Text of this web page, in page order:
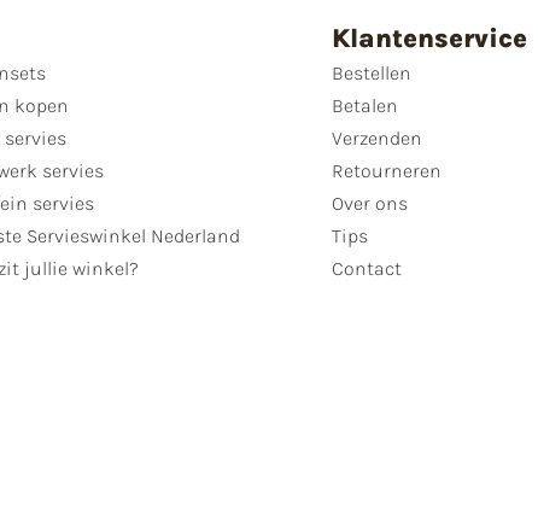
kopen
servies
servies
servies
Servieswinkel Nederland
jullie winkel?
Klantenservice
Bestellen
Betalen
Verzenden
Retourneren
Over ons
Tips
Contact